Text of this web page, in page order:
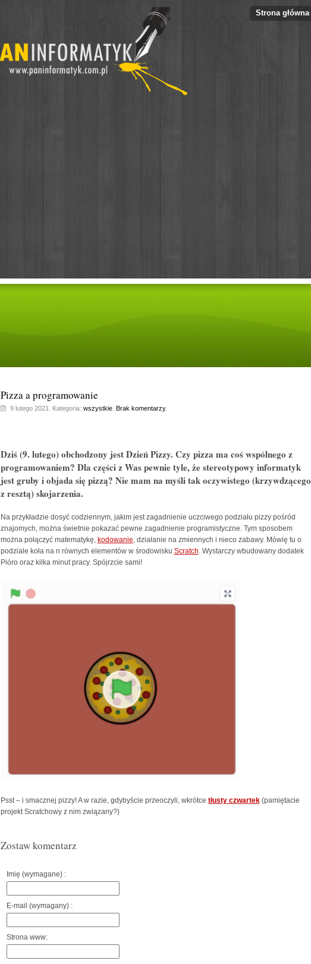
Strona główna
Pizza a programowanie
9 lutego 2021. Kategoria: wszystkie. Brak komentarzy.
Dziś (9. lutego) obchodzony jestDzień Pizzy. Czy pizza ma coś wspólnego z
programowaniem? Dla części z Was pewnie tyle, że stereotypowy informatyk
jest gruby i objada się pizzą? Nie mam na myśli tak oczywistego (krzywdzącego
z resztą) skojarzenia.
Na przykładzie dosyć codziennym, jakim jest zagadnienie uczciwego podziału pizzy pośród
znajomych, można świetnie pokazać pewne zagadnienie programistyczne. Tym sposobem
można połączyć matematykę, kodowanie, działanie na zmiennych i nieco zabawy. Mówię tu o
podziale koła na n równych elementów w środowisku Scratch. Wystarczy wbudowany dodatek
Pióro oraz kilka minut pracy. Spójrzcie sami!
Psst – i smacznej pizzy! A w razie, gdybyście przeoczyli, wkrótce tłusty czwartek(pamiętacie
projekt Scratchowy z nim związany?)
Zostaw komentarz
Imię (wymagane) :
E-mail (wymagany) :
Strona www: